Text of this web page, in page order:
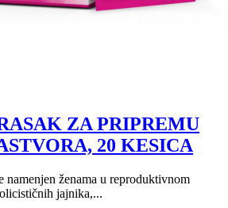
ZA PRIPREMU
20 KESICA
ženama u reproduktivnom
jajnika,...